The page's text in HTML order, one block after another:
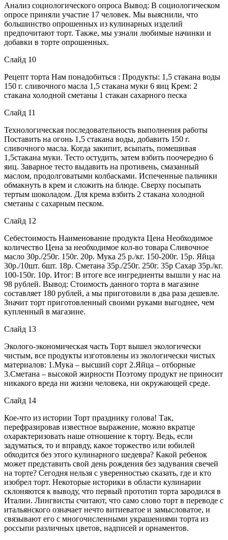
Анализ социологического опроса Вывод: В социологическом
опросе приняли участие 17 человек. Мы выяснили, что
большинство опрошенных из кулинарных изделий
предпочитают торт. Также, мы узнали любимые начинки и
добавки в торте опрошенных.
Слайд 10
Рецепт торта Нам понадобиться : Продукты: 1,5 стакана воды
150 г. сливочного масла 1,5 стакана муки 6 яиц Крем: 2
стакана холодной сметаны 1 стакан сахарного песка
Слайд 11
Технологическая последовательность выполнения работы
Поставить на огонь 1,5 стакана воды, добавить 150 г.
сливочного масла. Когда закипит, всыпать, помешивая
1,5стакана муки. Тесто остудить, затем взбить поочередно 6
яиц. Заварное тесто выдавить на противень, смазанный
маслом, продолговатыми колбасками. Испеченные пальчики
обмакнуть в крем и сложить на блюде. Сверху посыпать
тертым шоколадом. Для крема взбить 2 стакана холодной
сметаны с сахарным песком.
Слайд 12
Себестоимость Наименование продукта Цена Необходимое
количество Цена за необходимое кол-во товара Сливочное
масло 30р./250г. 150г. 20р. Мука 25 р./кг. 150-200г. 15р. Яйца
30р./10шт. 6шт. 18р. Сметана 35р./250г. 250г. 35р Сахар 35р./кг.
100-150г. 10р. Итог: В итоге все ингредиенты вышли у нас на
98 рублей. Вывод: Стоимость данного торта в магазине
составляет 180 рублей, а мы приготовили в два раза дешевле.
Значит торт приготовленный своими руками выгоднее, чем
купленный в магазине.
Слайд 13
Эколого-экономическая часть Торт вышел экологически
чистым, все продукты изготовлены из экологически чистых
материалов: 1.Мука – высший сорт 2.Яйца – отборные
3.Сметана – высокой жирности Поэтому продукт не приносит
никакого вреда ни жизни человека, ни окружающей среде.
Слайд 14
Кое-что из истории Торт празднику голова! Так,
перефразировав известное выражение, можно вкратце
охарактеризовать наше отношение к торту. Ведь, если
задуматься, то и вправду, какое торжество или юбилей
обходится без этого кулинарного шедевра? Какой ребенок
может представить свой день рождения без задувания свечей
на торте? Сегодня нельзя с уверенностью сказать, где и кто
изобрел торт. Некоторые историки в области кулинарии
склоняются к выводу, что первый прототип торта зародился в
Италии. Лингвисты считают, что само слово торт в переводе с
итальянского означает нечто витиеватое и замысловатое, и
связывают его с многочисленными украшениями торта из
россыпи различных цветов, надписей и орнаментов.